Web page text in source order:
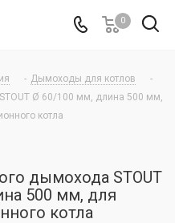
0
- Дымоходы для котлов
-
Ø 60/100 мм, длина 500 мм,
котла
дымохода STOUT
500 мм, для
котла